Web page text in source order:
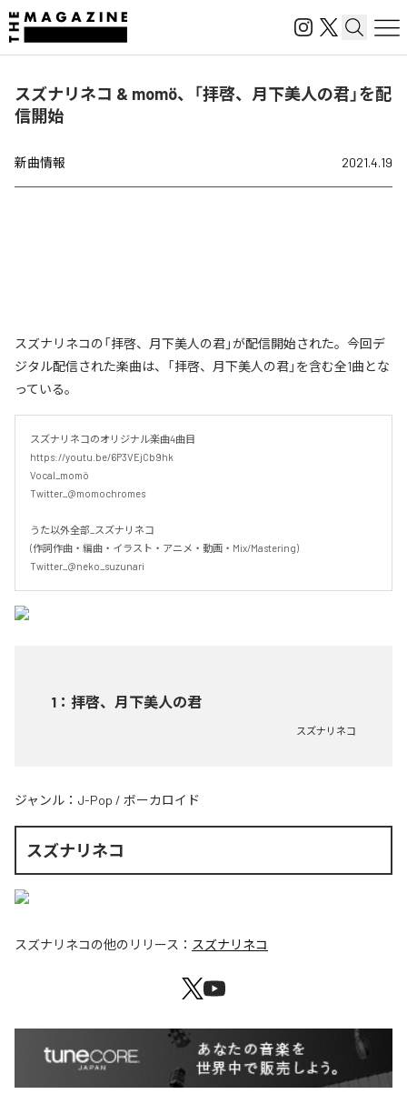
スズナリネコ & momö、「拝啓、月下美人の君」を配
信開始
新曲情報 2021.4.19
スズナリネコの「拝啓、月下美人の君」が配信開始された。今回デ
ジタル配信された楽曲は、「拝啓、月下美人の君」を含む全1曲とな
っている。
スズナリネコのオリジナル楽曲4曲目
https://youtu.be/6P3VEjCb9hk
Vocal_momö
Twitter_@momochromes
うた以外全部_スズナリネコ
(作詞作曲・編曲・イラスト・アニメ・動画・Mix/Mastering)
Twitter_@neko_suzunari
1 ： 拝啓、月下美人の君
スズナリネコ
ジャンル： J-Pop / ボーカロイド
スズナリネコ
スズナリネコの他のリリース： スズナリネコ